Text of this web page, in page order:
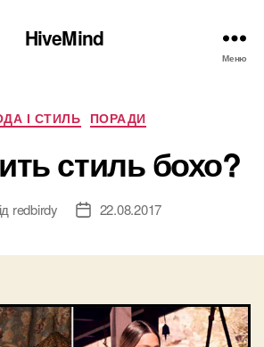
HiveMind
Меню
Категорії
І СТИЛЬ ПОРАДИ
стиль бохо?
redbirdy
Дата22.08.2017